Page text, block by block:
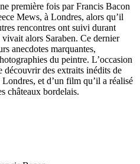
première fois par Francis Bacon
Mews, à Londres, alors qu’il
rencontres ont suivi durant
alors Saraben. Ce dernier
anecdotes marquantes,
du peintre. L’occasion
découvrir des extraits inédits de
et d’un film qu’il a réalisé
châteaux bordelais.